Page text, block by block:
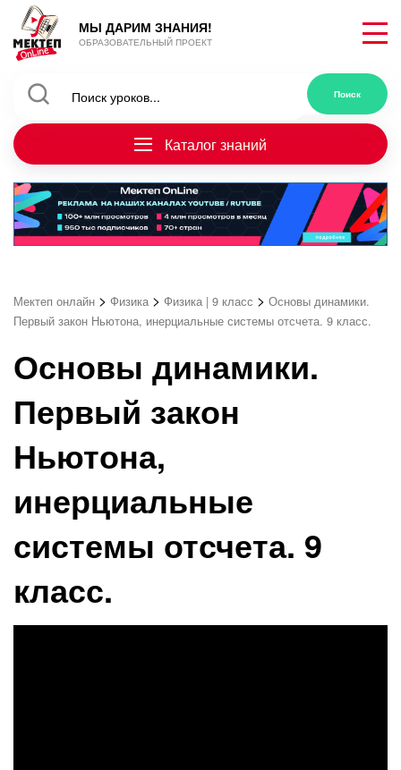
МЫ ДАРИМ ЗНАНИЯ!
ОБРАЗОВАТЕЛЬНЫЙ ПРОЕКТ
Каталог знаний
Мектеп онлайн > Физика > Физика | 9 класс > Основы динамики.
Первый закон Ньютона, инерциальные системы отсчета. 9 класс.
Основы динамики.
Первый закон
Ньютона,
инерциальные
системы отсчета. 9
класс.